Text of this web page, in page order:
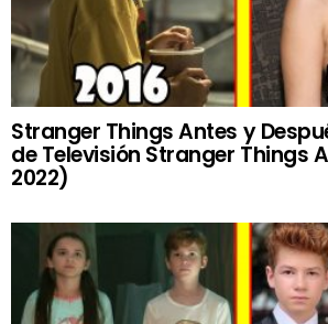
Stranger Things Antes y
de Televisión Stranger Things
2022)